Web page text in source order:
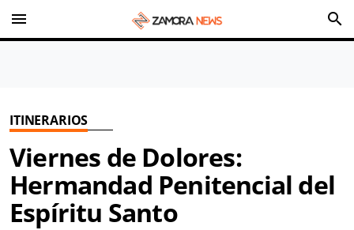
menu search
ITINERARIOS
Viernes de Dolores:
Hermandad Penitencial del
Espíritu Santo